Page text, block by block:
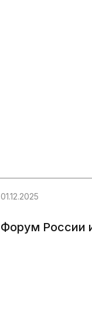
01.12.2025
Форум России